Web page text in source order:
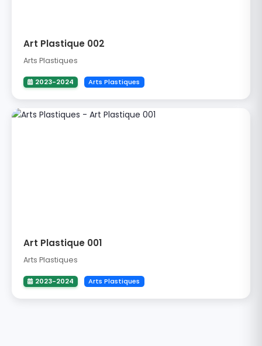
Art Plastique 002
Arts Plastiques
2023-2024 Arts Plastiques
Art Plastique 001
Arts Plastiques
2023-2024 Arts Plastiques